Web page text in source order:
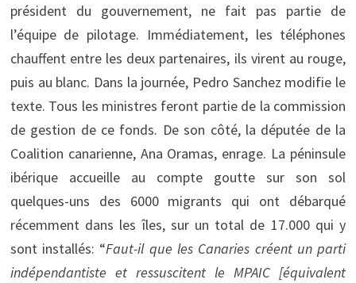
président du gouvernement, ne fait pas partie de
l’équipe de pilotage. Immédiatement, les téléphones
chauffent entre les deux partenaires, ils virent au rouge,
puis au blanc. Dans la journée, Pedro Sanchez modifie le
texte. Tous les ministres feront partie de la commission
de gestion de ce fonds. De son côté, la députée de la
Coalition canarienne, Ana Oramas, enrage. La péninsule
ibérique accueille au compte goutte sur son sol
quelques-uns des 6000 migrants qui ont débarqué
récemment dans les îles, sur un total de 17.000 qui y
sont installés: “Faut-il que les Canaries créent un parti
indépendantiste et ressuscitent le MPAIC [équivalent